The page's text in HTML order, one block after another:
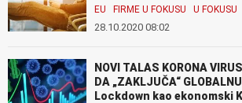
EU FIRME U FOKUSU U FOKUSU
28.10.2020 08:02
NOVI TALAS KORONA
DA „ZAKLJUČA“
Lockdown kao ekonomski